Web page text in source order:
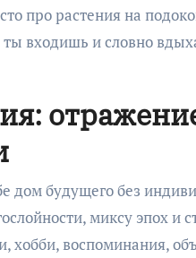
про растения на
ты входишь и словно
дом будущего без
миксу эпох и
хобби, воспоминания,